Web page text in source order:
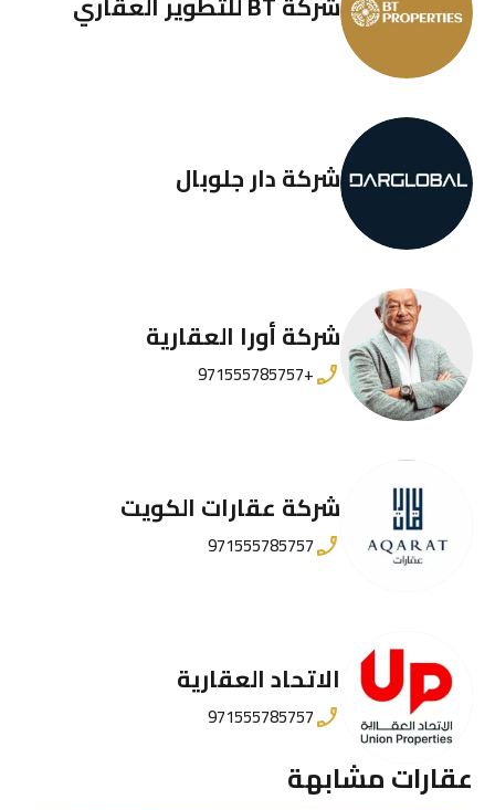
شركة دار جلوبال
شركة أورا العقارية
+971555785757
شركة عقارات الكويت
971555785757
الاتحاد العقارية
971555785757
عقارات مشابهة